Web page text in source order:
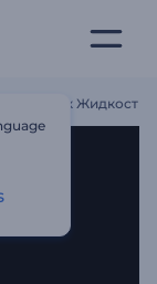
"Поток Жидкости"